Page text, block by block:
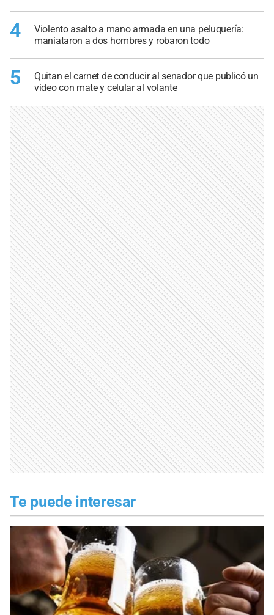
4
Violento asalto a mano armada en una peluquería:
maniataron a dos hombres y robaron todo
5
Quitan el carnet de conducir al senador que publicó un
video con mate y celular al volante
Te puede interesar